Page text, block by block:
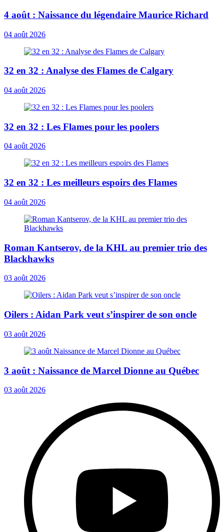
4 août : Naissance du légendaire Maurice Richard
04 août 2026
32 en 32 : Analyse des Flames de Calgary
04 août 2026
32 en 32 : Les Flames pour les poolers
04 août 2026
32 en 32 : Les meilleurs espoirs des Flames
04 août 2026
Roman Kantserov, de la KHL au premier trio des
Blackhawks
03 août 2026
Oilers : Aidan Park veut s’inspirer de son oncle
03 août 2026
3 août : Naissance de Marcel Dionne au Québec
03 août 2026